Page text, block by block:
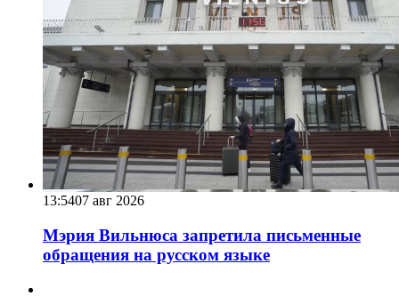
13:5407 авг 2026
Мэрия Вильнюса запретила письменные
обращения на русском языке